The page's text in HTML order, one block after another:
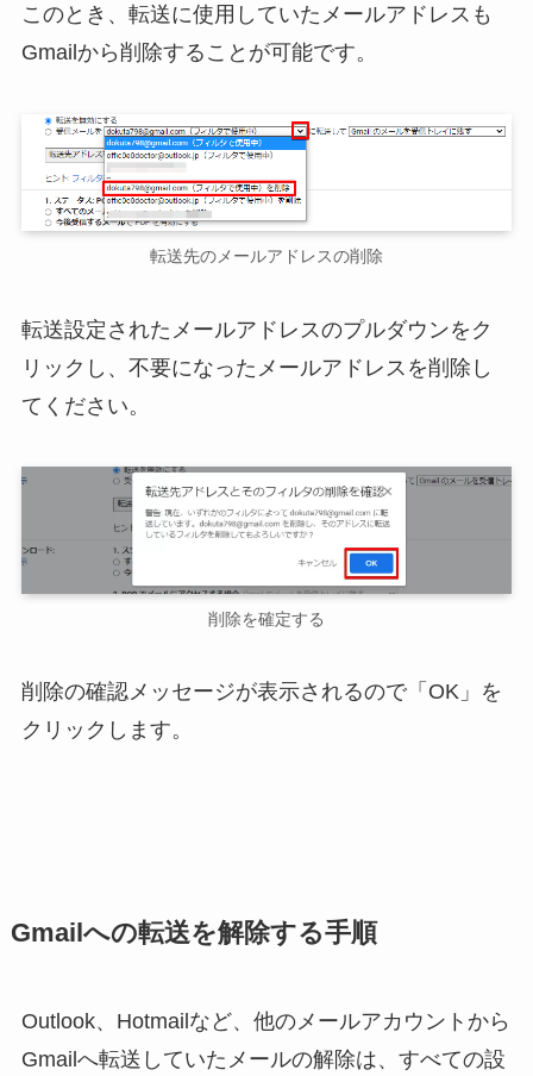
このとき、転送に使用していたメールアドレスも
Gmailから削除することが可能です。
転送先のメールアドレスの削除
転送設定されたメールアドレスのプルダウンをク
リックし、不要になったメールアドレスを削除し
てください。
削除を確定する
削除の確認メッセージが表示されるので「OK」を
クリックします。
Gmailへの転送を解除する手順
Outlook、Hotmailなど、他のメールアカウントから
Gmailへ転送していたメールの解除は、すべての設